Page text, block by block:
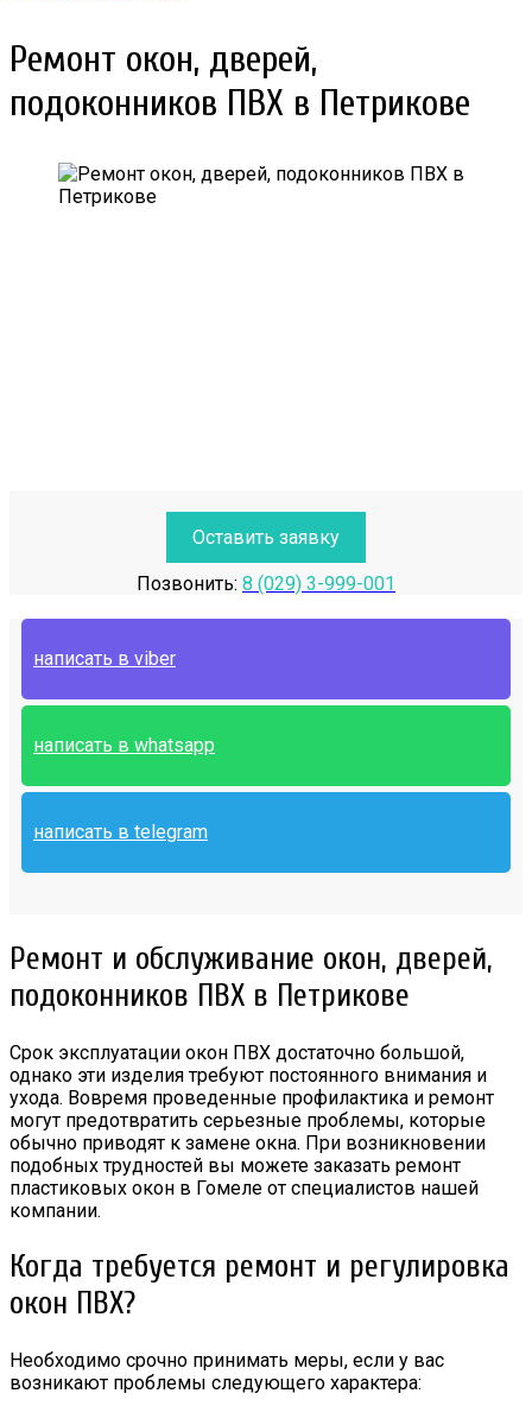
Ремонт окон, дверей,
подоконников ПВХ в Петрикове
Оставить заявку
Позвонить: 8 (029) 3-999-001
написать в viber
написать в whatsapp
написать в telegram
Ремонт и обслуживание окон, дверей,
подоконников ПВХ в Петрикове
Срок эксплуатации окон ПВХ достаточно большой,
однако эти изделия требуют постоянного внимания и
ухода. Вовремя проведенные профилактика и ремонт
могут предотвратить серьезные проблемы, которые
обычно приводят к замене окна. При возникновении
подобных трудностей вы можете заказать ремонт
пластиковых окон в Гомеле от специалистов нашей
компании.
Когда требуется ремонт и регулировка
окон ПВХ?
Необходимо срочно принимать меры, если у вас
возникают проблемы следующего характера: